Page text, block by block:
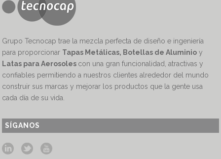
Grupo Tecnocap trae la mezcla perfecta de diseño e ingeniería
para proporcionar Tapas Metálicas, Botellas de Aluminio y
Latas para Aerosoles con una gran funcionalidad, atractivas y
confiables permitiendo a nuestros clientes alrededor del mundo
construir sus marcas y mejorar los productos que la gente usa
cada día de su vida.
SÍGANOS